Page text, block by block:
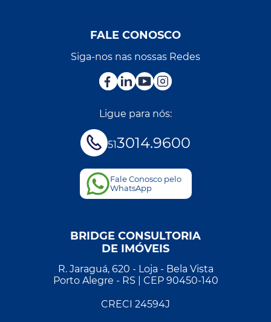
FALE CONOSCO
Siga-nos nas nossas Redes
Ligue para nós:
513014.9600
Fale Conosco pelo
WhatsApp
BRIDGE CONSULTORIA
DE IMÓVEIS
R. Jaraguá, 620 - Loja - Bela Vista
Porto Alegre - RS | CEP 90450-140
CRECI 24594J